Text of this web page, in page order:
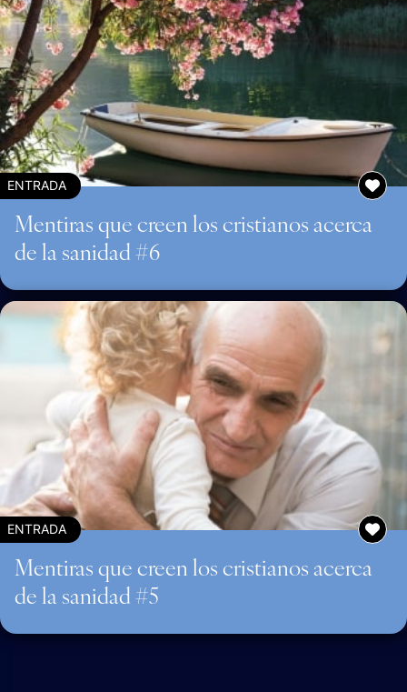
ENTRADA
Mentiras que creen los cristianos acerca
de la sanidad #6
ENTRADA
Mentiras que creen los cristianos acerca
de la sanidad #5